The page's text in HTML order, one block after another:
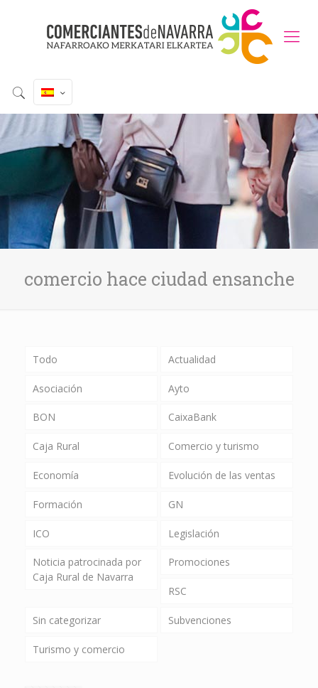
comercio hace ciudad ensanche
Todo Actualidad
Asociación Ayto
BON CaixaBank
Caja Rural Comercio y turismo
Economía Evolución de las ventas
Formación GN
ICO Legislación
Noticia patrocinada por
Caja Rural de Navarra
Promociones
RSC
Sin categorizar Subvenciones
Turismo y comercio